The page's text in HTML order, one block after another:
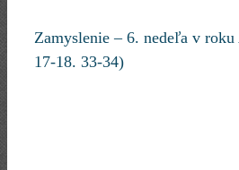
Zamyslenie – 6. nedeľa v
17-18. 33-34)